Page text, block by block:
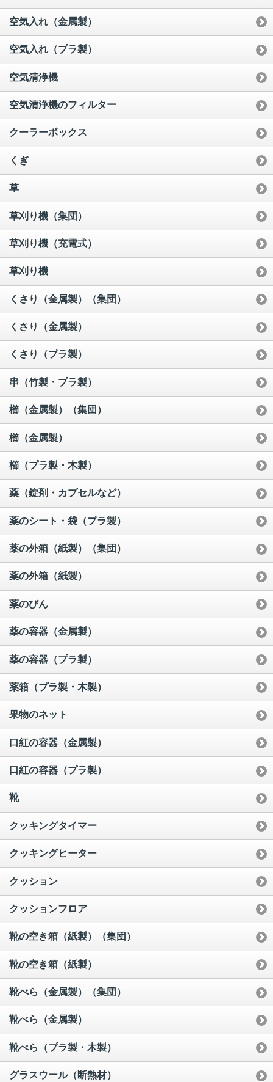
空気入れ（金属製）
空気入れ（プラ製）
空気清浄機
空気清浄機のフィルター
クーラーボックス
くぎ
草
草刈り機（集団）
草刈り機（充電式）
草刈り機
くさり（金属製）（集団）
くさり（金属製）
くさり（プラ製）
串（竹製・プラ製）
櫛（金属製）（集団）
櫛（金属製）
櫛（プラ製・木製）
薬（錠剤・カプセルなど）
薬のシート・袋（プラ製）
薬の外箱（紙製）（集団）
薬の外箱（紙製）
薬のびん
薬の容器（金属製）
薬の容器（プラ製）
薬箱（プラ製・木製）
果物のネット
口紅の容器（金属製）
口紅の容器（プラ製）
靴
クッキングタイマー
クッキングヒーター
クッション
クッションフロア
靴の空き箱（紙製）（集団）
靴の空き箱（紙製）
靴べら（金属製）（集団）
靴べら（金属製）
靴べら（プラ製・木製）
グラスウール（断熱材）